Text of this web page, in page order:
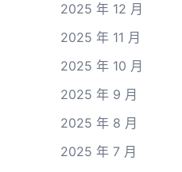
2025 年 12 月
2025 年 11 月
2025 年 10 月
2025 年 9 月
2025 年 8 月
2025 年 7 月